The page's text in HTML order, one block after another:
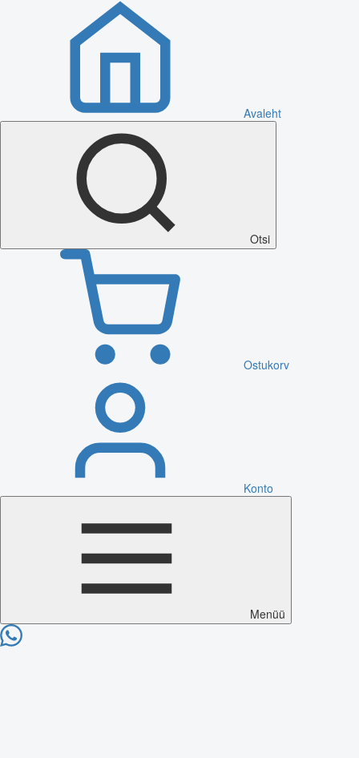
Avaleht
Otsi
Ostukorv
Konto
Menüü